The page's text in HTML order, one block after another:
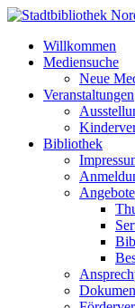
Willkommen
Mediensuche
Neue
Veranstaltungen
Bibliothek
Angebote